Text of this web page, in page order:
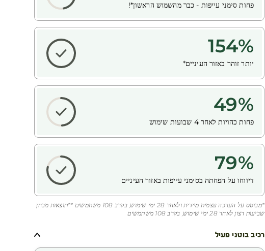
פחות סימני עייפות - כבר מהשמוש הראשון*!
154%
יותר זוהר באזור העיניים*
49%
פחות כהויות לאחר 4 שבועות שימוש
79%
דיווחו על הפחתה בסימני עייפות באזור העיניים
*מבוסס על הערכה עצמית מיידית ולאחר 28 ימי שימוש, בקרב 108 משתמשים **תוצאות מבחן
שביעות רצון לאחר 28 ימי שימוש, בקרב 108 משתמשים
רכיב בוטני פעיל